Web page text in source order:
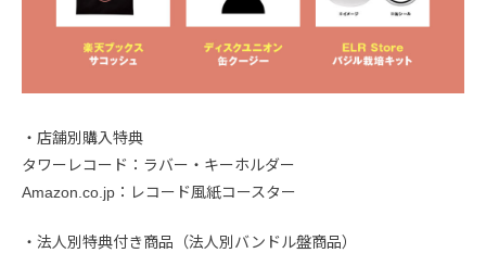
・店舗別購入特典
タワーレコード：ラバー・キーホルダー
Amazon.co.jp：レコード風紙コースター
・法人別特典付き商品（法人別バンドル盤商品）